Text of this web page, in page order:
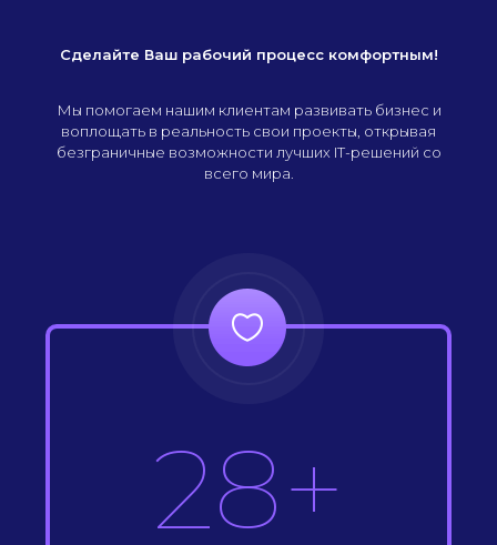
Сделайте Ваш рабочий процесс комфортным!
Мы помогаем нашим клиентам развивать бизнес и
воплощать в реальность свои проекты, открывая
безграничные возможности лучших IT-решений со
всего мира.
28+